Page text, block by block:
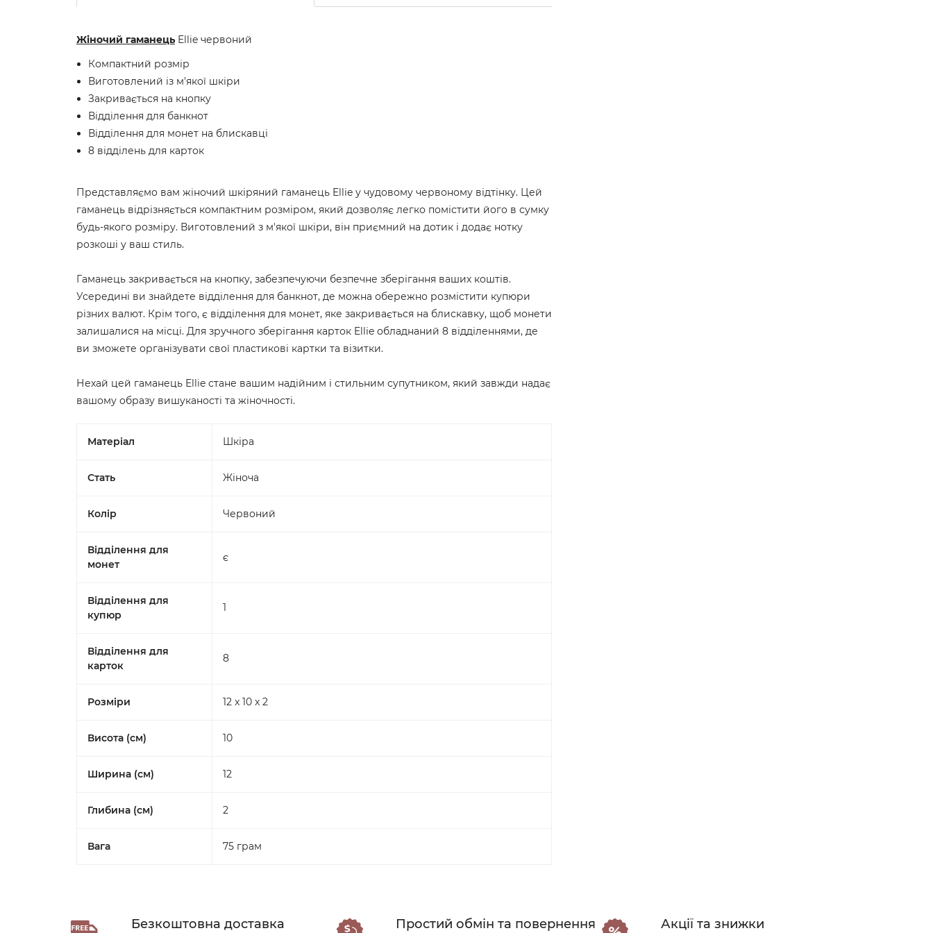
Жіночий гаманець Ellie червоний
Компактний розмір
Виготовлений із м'якої шкіри
Закривається на кнопку
Відділення для банкнот
Відділення для монет на блискавці
8 відділень для карток
Представляємо вам жіночий шкіряний гаманець Ellie у чудовому червоному відтінку. Цей
гаманець відрізняється компактним розміром, який дозволяє легко помістити його в сумку
будь-якого розміру. Виготовлений з м'якої шкіри, він приємний на дотик і додає нотку
розкоші у ваш стиль.
Гаманець закривається на кнопку, забезпечуючи безпечне зберігання ваших коштів.
Усередині ви знайдете відділення для банкнот, де можна обережно розмістити купюри
різних валют. Крім того, є відділення для монет, яке закривається на блискавку, щоб монети
залишалися на місці. Для зручного зберігання карток Ellie обладнаний 8 відділеннями, де
ви зможете організувати свої пластикові картки та візитки.
Нехай цей гаманець Ellie стане вашим надійним і стильним супутником, який завжди надає
вашому образу вишуканості та жіночності.
Матеріал Шкіра
Стать Жіноча
Колір Червоний
Відділення для
монет
є
Відділення для
купюр
1
Відділення для
карток
8
Розміри 12 x 10 x 2
Висота (см) 10
Ширина (см) 12
Глибина (см) 2
Вага 75 грам
Безкоштовна доставка Простий обмін та повернення Акції та знижки